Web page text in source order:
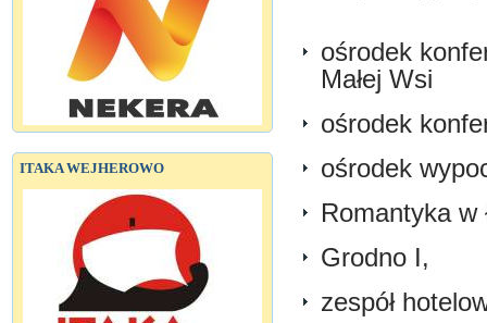
ITAKA WEJHEROWO
ośrodek
Małej Wsi
ośrodek
ośrodek
Romantyka w
Grodno I,
zespół